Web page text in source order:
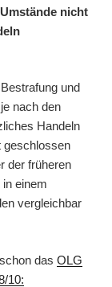
nicht
und
nach den
Handeln
geschlossen
der früheren
einem
vergleichbar
das OLG
10: